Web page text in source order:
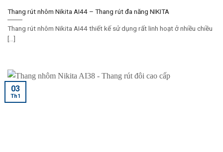
Thang rút nhôm Nikita AI44 – Thang rút đa năng NIKITA
Thang rút nhôm Nikita AI44 thiết kế sử dụng rất linh hoạt ở nhiều chiều
[...]
03
Th1